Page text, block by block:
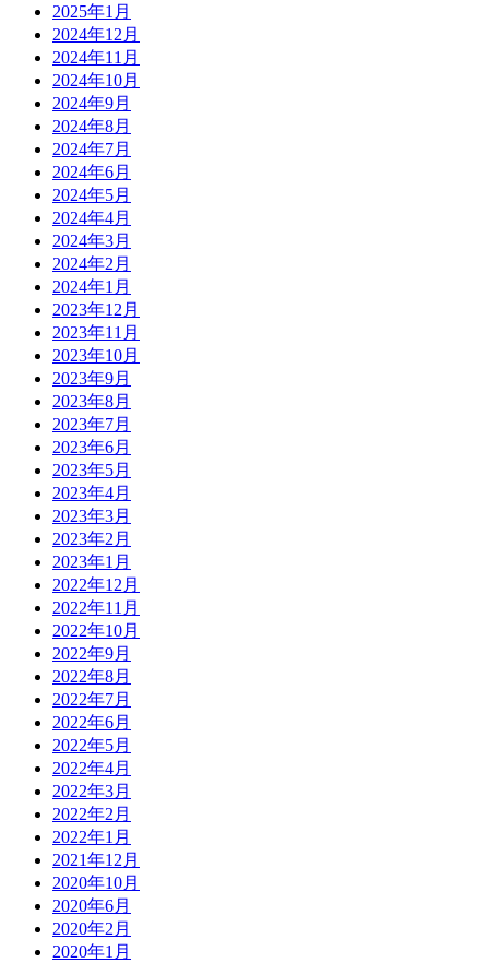
2025年1月
2024年12月
2024年11月
2024年10月
2024年9月
2024年8月
2024年7月
2024年6月
2024年5月
2024年4月
2024年3月
2024年2月
2024年1月
2023年12月
2023年11月
2023年10月
2023年9月
2023年8月
2023年7月
2023年6月
2023年5月
2023年4月
2023年3月
2023年2月
2023年1月
2022年12月
2022年11月
2022年10月
2022年9月
2022年8月
2022年7月
2022年6月
2022年5月
2022年4月
2022年3月
2022年2月
2022年1月
2021年12月
2020年10月
2020年6月
2020年2月
2020年1月